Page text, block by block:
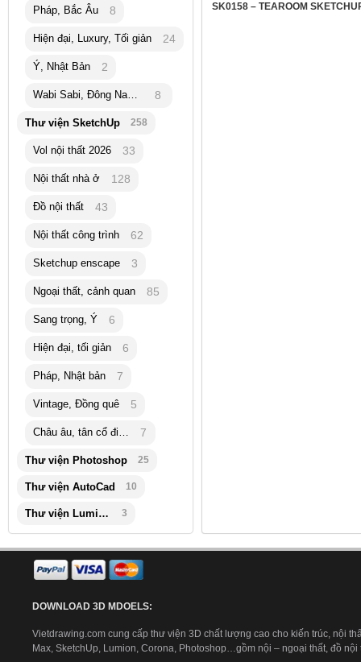
SK0158 – TEAROOM
Pháp, Bắc Âu 8
Hiện đại, Luxury, Tối giản 24
Ý, Nhật Bản 2
Wabi Sabi, Đông Nam Á 8
Thư viện SketchUp 258
Vol nội thất 2026 33
Nội thất nhà ở 128
Đồ nội thất 43
Nội thất công trình 62
Sketchup enscape 3
Ngoại thất, cảnh quan 85
Sang trọng, Ý 6
Hiện đại, tối giản 6
Pháp, Nhật bản 7
Vintage, Đồng quê 5
Châu âu, tân cổ điển 7
Thư viện Photoshop 25
Thư viện AutoCad 10
Thư viện Lumion 3
DOWNLOAD 3D MDOELS:
Vietdrawing.com cung cấp thư viện 3D chất lượng cao cho kiến trúc, nội
Max, SketchUp, Lumion, Corona, Photoshop…gồm nội – ngoại thất, đồ nội